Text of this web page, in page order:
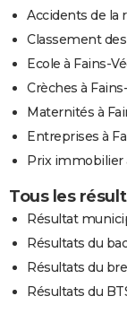
Accidents de la
Classement
Ecole à Fains-
Crèches à
Maternités à
Entreprises à
Prix immobilier
Tous les
Résultat
Résultats du
Résultats du
Résultats du